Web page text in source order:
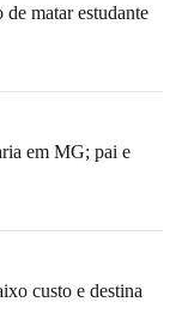
matar estudante
em MG; pai e
custo e destina